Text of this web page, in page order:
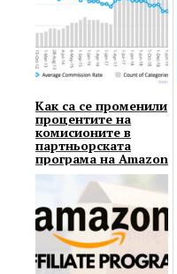
Как са се променили
процентите на
комисионите в
партньорската
програма на Amazon